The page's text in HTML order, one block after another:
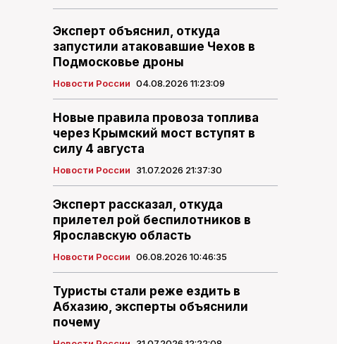
Эксперт объяснил, откуда
запустили атаковавшие Чехов в
Подмосковье дроны
Новости России 04.08.2026 11:23:09
Новые правила провоза топлива
через Крымский мост вступят в
силу 4 августа
Новости России 31.07.2026 21:37:30
Эксперт рассказал, откуда
прилетел рой беспилотников в
Ярославскую область
Новости России 06.08.2026 10:46:35
Туристы стали реже ездить в
Абхазию, эксперты объяснили
почему